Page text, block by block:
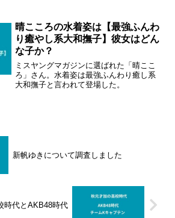
晴こころの水着姿は【最強ふんわ
り癒やし系大和撫子】彼女はどん
な子か？
ミスヤングマガジンに選ばれた「晴ここ
ろ」さん。水着姿は最強ふんわり癒し系
大和撫子と言われて登場した。
新帆ゆきについて調査しました
時代とAKB48時代